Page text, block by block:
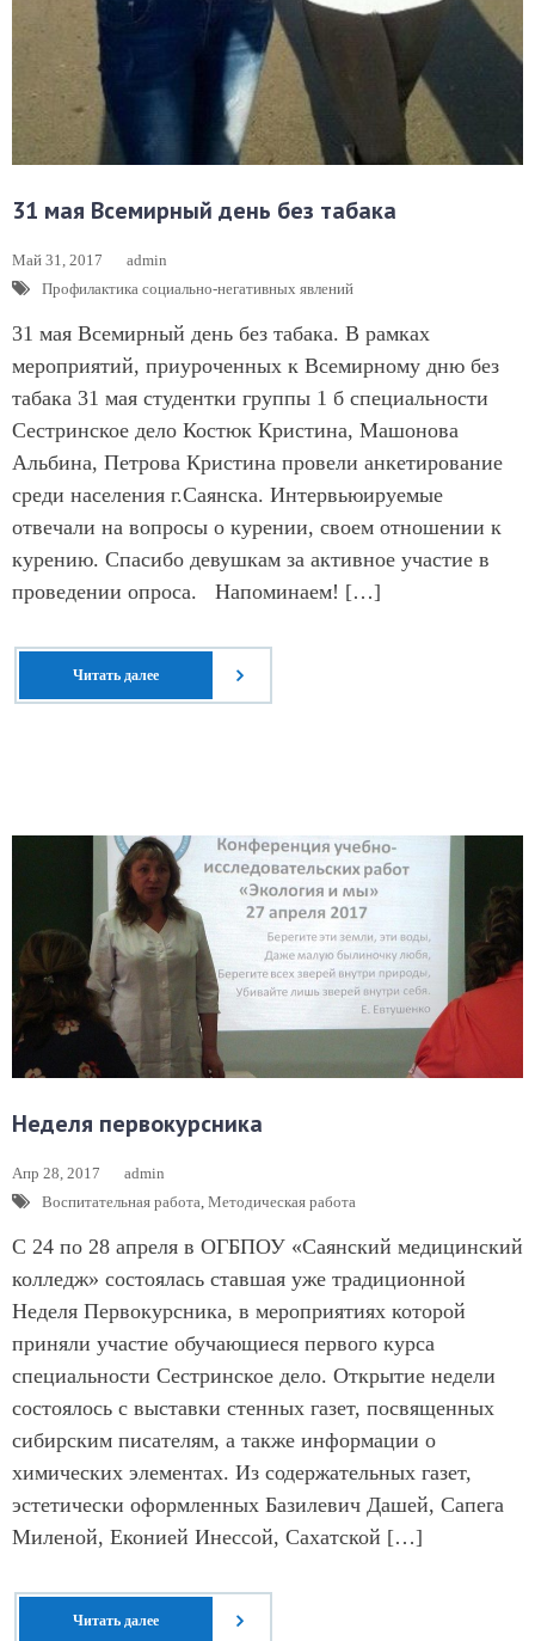
31 мая Всемирный день без табака
Май 31, 2017
admin
Профилактика социально-негативных явлений
31 мая Всемирный день без табака. В рамках
мероприятий, приуроченных к Всемирному дню без
табака 31 мая студентки группы 1 б специальности
Сестринское дело Костюк Кристина, Машонова
Альбина, Петрова Кристина провели анкетирование
среди населения г.Саянска. Интервьюируемые
отвечали на вопросы о курении, своем отношении к
курению. Спасибо девушкам за активное участие в
проведении опроса. Напоминаем! […]
Читать далее
Неделя первокурсника
Апр 28, 2017
admin
Воспитательная работа, Методическая работа
С 24 по 28 апреля в ОГБПОУ «Саянский медицинский
колледж» состоялась ставшая уже традиционной
Неделя Первокурсника, в мероприятиях которой
приняли участие обучающиеся первого курса
специальности Сестринское дело. Открытие недели
состоялось с выставки стенных газет, посвященных
сибирским писателям, а также информации о
химических элементах. Из содержательных газет,
эстетически оформленных Базилевич Дашей, Сапега
Миленой, Еконией Инессой, Сахатской […]
Читать далее